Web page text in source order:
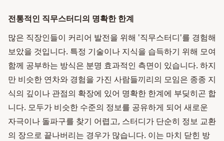
전통적인 직무스터디의 명확한 한계
많은 직장인들이 커리어 발전을 위해 '직무스터디'를 경험해
보았을 것입니다. 특정 기술이나 지식을 습득하기 위해 모여
함께 공부하는 방식은 분명 효과적인 측면이 있습니다. 하지
만 비슷한 연차와 경험을 가진 사람들끼리의 모임은 종종 지
식의 깊이나 관점의 확장에 있어 명확한 한계에 부딪히곤 합
니다. 모두가 비슷한 수준의 정보를 공유하게 되어 새로운
자극이나 돌파구를 찾기 어렵고, 스터디가 단순히 정보 교환
의 장으로 끝나버리는 경우가 많습니다. 이는 마치 닫힌 방